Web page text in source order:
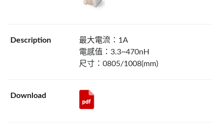
最大電流：1A
電感值：3.3~470nH
尺寸：0805/1008(mm)